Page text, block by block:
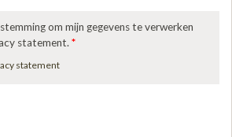
om mijn gegevens te verwerken
statement. *
statement